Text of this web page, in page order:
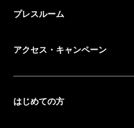
プレスルーム
アクセス・キャンペーン
はじめての方